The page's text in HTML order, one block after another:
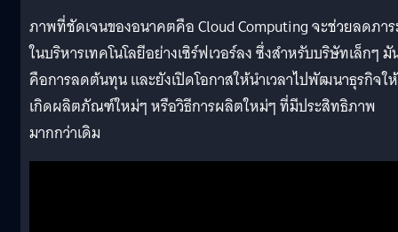
ภาพที่ชัดเจนของอนาคตคือ Cloud Computing จะช่วยลดภา
ในบริหารเทคโนโลยีอย่างเซิร์ฟเวอร์ลง ซึ่งสำหรับบริษัทเล็กๆ มั
คือการลดต้นทุน และยังเปิดโอกาสให้นำเวลาไปพัฒนาธุรกิจให้
เกิดผลิตภัณฑ์ใหม่ๆ หรือวิธีการผลิตใหม่ๆ ที่มีประสิทธิภาพ
มากกว่าเดิม